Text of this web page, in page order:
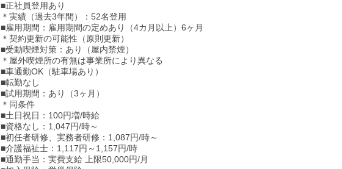
■正社員登用あり
＊実績（過去3年間）：52名登用
■雇用期間：雇用期間の定めあり（4カ月以上）6ヶ月
＊契約更新の可能性（原則更新）
■受動喫煙対策：あり（屋内禁煙）
＊屋外喫煙所の有無は事業所により異なる
■車通勤OK（駐車場あり）
■転勤なし
■試用期間：あり（3ヶ月）
＊同条件
■土日祝日：100円増/時給
■資格なし：1,047円/時～
■初任者研修、実務者研修：1,087円/時～
■介護福祉士：1,117円～1,157円/時
■通勤手当：実費支給 上限50,000円/月